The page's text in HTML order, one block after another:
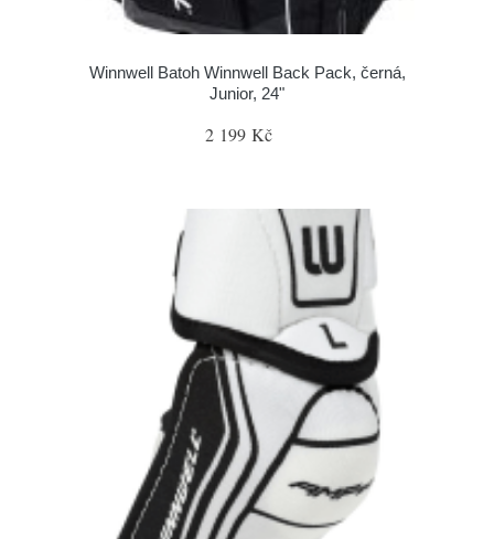
Winnwell Batoh Winnwell Back Pack, černá,
Junior, 24"
2 199 Kč